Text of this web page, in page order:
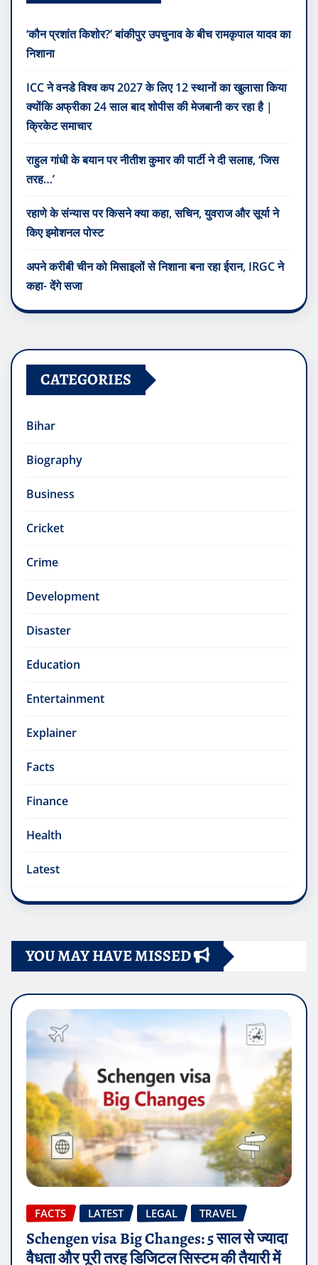
‘कौन प्रशांत किशोर?’ बांकीपुर उपचुनाव के बीच रामकृपाल यादव का
निशाना
ICC ने वनडे विश्व कप 2027 के लिए 12 स्थानों का खुलासा किया
क्योंकि अफ्रीका 24 साल बाद शोपीस की मेजबानी कर रहा है |
क्रिकेट समाचार
राहुल गांधी के बयान पर नीतीश कुमार की पार्टी ने दी सलाह, ‘जिस
तरह…’
रहाणे के संन्यास पर किसने क्या कहा, सचिन, युवराज और सूर्या ने
किए इमोशनल पोस्ट
अपने करीबी चीन को मिसाइलों से निशाना बना रहा ईरान, IRGC ने
कहा- देंगे सजा
CATEGORIES
Bihar
Biography
Business
Cricket
Crime
Development
Disaster
Education
Entertainment
Explainer
Facts
Finance
Health
Latest
YOU MAY HAVE MISSED
FACTS LATEST LEGAL TRAVEL
Schengen visa Big Changes: 5 साल से ज्यादा
वैधता और पूरी तरह डिजिटल सिस्टम की तैयारी में